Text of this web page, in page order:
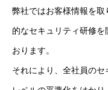
会社案内
BUSINESS
わたしたちの仕事
弊社ではお客様情報を
的なセキュリティ研修
おります。
それにより、全社員の